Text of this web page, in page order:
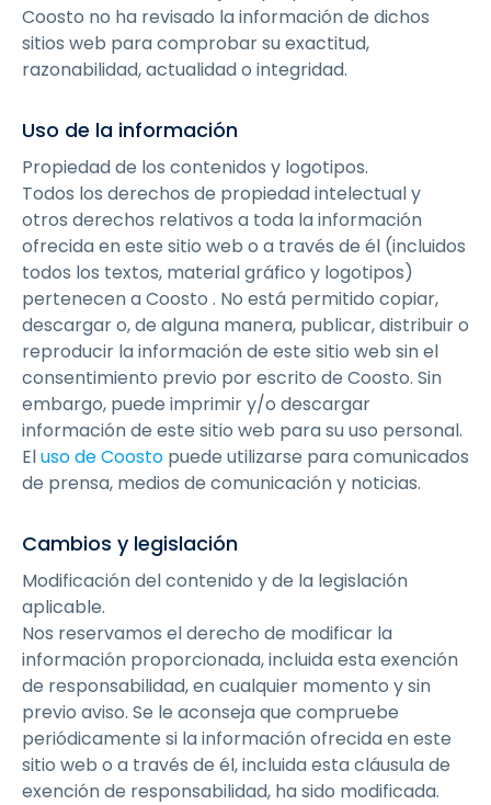
Coosto no ha revisado la información de dichos
sitios web para comprobar su exactitud,
razonabilidad, actualidad o integridad.
Uso de la información
Propiedad de los contenidos y logotipos.
‍Todos los derechos de propiedad intelectual y
otros derechos relativos a toda la información
ofrecida en este sitio web o a través de él (incluidos
todos los textos, material gráfico y logotipos)
pertenecen a Coosto . No está permitido copiar,
descargar o, de alguna manera, publicar, distribuir o
reproducir la información de este sitio web sin el
consentimiento previo por escrito de Coosto. Sin
embargo, puede imprimir y/o descargar
información de este sitio web para su uso personal.
Eluso de Coosto puede utilizarse para comunicados
de prensa, medios de comunicación y noticias.
Cambios y legislación
Modificación del contenido y de la legislación
aplicable.
‍Nos reservamos el derecho de modificar la
información proporcionada, incluida esta exención
de responsabilidad, en cualquier momento y sin
previo aviso. Se le aconseja que compruebe
periódicamente si la información ofrecida en este
sitio web o a través de él, incluida esta cláusula de
exención de responsabilidad, ha sido modificada.